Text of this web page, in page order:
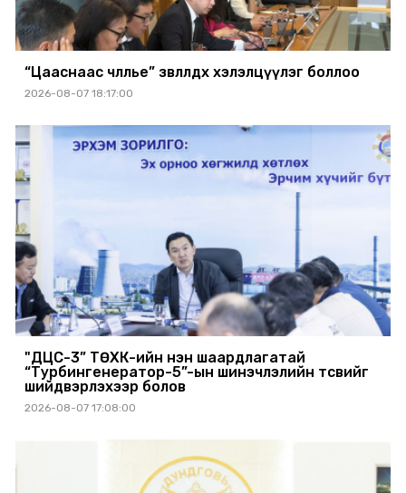
“Цааснаас чөлөөлье” зөвлөлдөх хэлэлцүүлэг боллоо
2026-08-07 18:17:00
"ДЦС-3” ТӨХК-ийн нэн шаардлагатай
“Турбингенератор-5”-ын шинэчлэлийн төсвийг
шийдвэрлэхээр болов
2026-08-07 17:08:00